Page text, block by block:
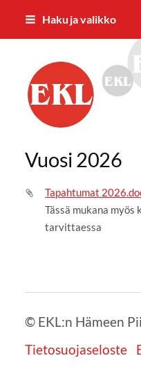
Siirry
Haku ja valikko
EKL:n
Vuosi 2026
Tapahtumat
Tässä mukana
tarvittaessa
© EKL:n Hämeen
Tietosuojaseloste